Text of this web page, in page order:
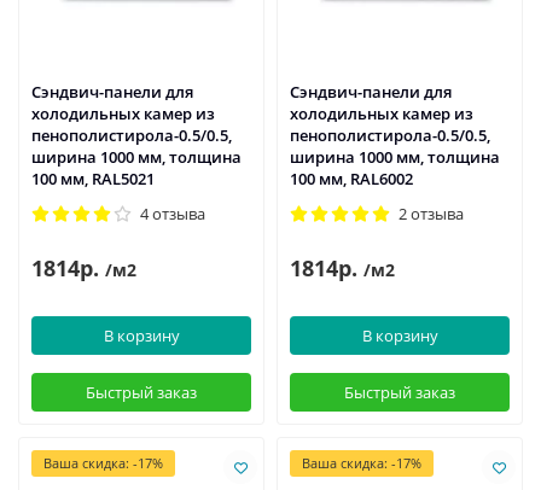
Сэндвич-панели для
холодильных камер из
пенополистирола-0.5/0.5,
ширина 1000 мм, толщина
100 мм, RAL5021
4 отзыва
1814р. /м2
В корзину
Быстрый заказ
Сэндвич-панели для
холодильных камер из
пенополистирола-0.5/0.5,
ширина 1000 мм, толщина
100 мм, RAL6002
2 отзыва
1814р. /м2
В корзину
Быстрый заказ
Ваша скидка: -17% Ваша скидка: -17%